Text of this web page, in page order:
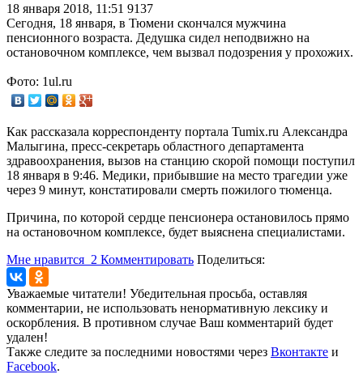
18 января 2018, 11:51 9137
Сегодня, 18 января, в Тюмени скончался мужчина
пенсионного возраста. Дедушка сидел неподвижно на
остановочном комплексе, чем вызвал подозрения у прохожих.
Фото: 1ul.ru
Как рассказала корреспонденту портала Tumix.ru Александра
Малыгина, пресс-секретарь областного департамента
здравоохранения, вызов на станцию скорой помощи поступил
18 января в 9:46. Медики, прибывшие на место трагедии уже
через 9 минут, констатировали смерть пожилого тюменца.
Причина, по которой сердце пенсионера остановилось прямо
на остановочном комплексе, будет выяснена специалистами.
Мне нравится 2 Комментировать Поделиться:
Уважаемые читатели! Убедительная просьба, оставляя
комментарии, не использовать ненормативную лексику и
оскорбления. В противном случае Ваш комментарий будет
удален!
Также следите за последними новостями через Вконтакте и
Facebook.